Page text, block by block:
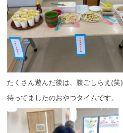
たくさん遊んだ後は、腹ごしらえ(笑)
待ってましたのおやつタイムです。